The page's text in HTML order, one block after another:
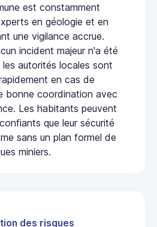
est constamment
en géologie et en
une vigilance accrue.
incident majeur n'a été
les autorités locales sont
en cas de
bonne coordination avec
Les habitants peuvent
que leur sécurité
sans un plan formel de
miniers.
des risques